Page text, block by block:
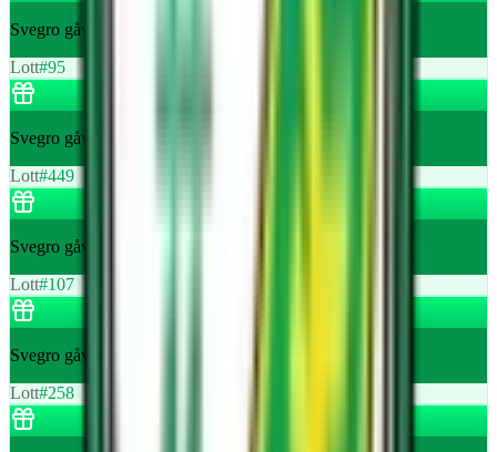
Svegro gåvopåse med 6 stycken krukor örter
Lott#95
Svegro gåvopåse med 6 stycken krukor örter
Lott#449
Svegro gåvopåse med 6 stycken krukor örter
Lott#107
Svegro gåvopåse med 6 stycken krukor örter
Lott#258